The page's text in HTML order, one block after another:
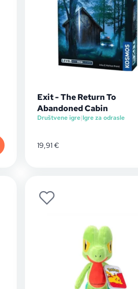
Exit - The Return To
Abandoned Cabin
Društvene igre|Igre za odrasle
19,91€